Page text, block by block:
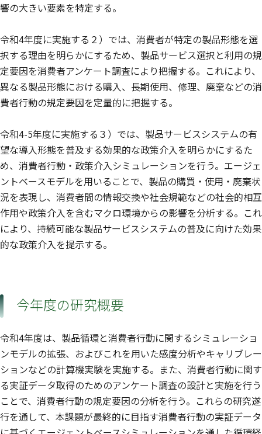
響の大きい要素を特定する。
令和4年度に実施する２）では、消費者が特定の製品形態を選
択する理由を明らかにするため、製品サービス選択と利用の規
定要因を消費者アンケート調査により把握する。これにより、
異なる製品形態における購入、長期使用、修理、廃棄などの消
費者行動の規定要因を定量的に把握する。
令和4-5年度に実施する３）では、製品サービスシステムの有
望な導入形態を普及する効果的な政策介入を明らかにするた
め、消費者行動・政策介入シミュレーションを行う。エージェ
ントベースモデルを用いることで、製品の購買・使用・廃棄状
況を表現し、消費者間の情報交換や社会規範などの社会的相互
作用や政策介入を含むマクロ環境からの影響を分析する。これ
により、持続可能な製品サービスシステムの普及に向けた効果
的な政策介入を提示する。
今年度の研究概要
令和4年度は、製品循環と消費者行動に関するシミュレーショ
ンモデルの拡張、およびこれを用いた感度分析やキャリブレー
ションなどの計算機実験を実施する。また、消費者行動に関す
る実証データ取得のためのアンケート調査の設計と実施を行う
ことで、消費者行動の規定要因の分析を行う。これらの研究遂
行を通して、本課題が最終的に目指す消費者行動の実証データ